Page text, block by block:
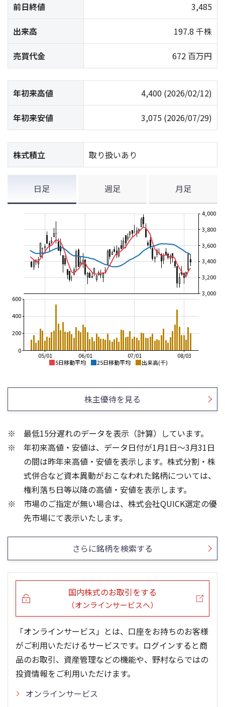
前日終値 3,485
出来高 197.8 千株
売買代金 672 百万円
年初来高値 4,400 (2026/02/12)
年初来安値 3,075 (2026/07/29)
株式積立 取り扱いあり
日足 週足 月足
5日移動平均 25日移動平均 出来高(千)
08/03
07/01
06/01
05/01
3,000
3,200
3,400
3,600
3,800
4,000
0
200
400
600
25/12
25/10
25/08
25/06
25/04
1,000
1,500
2,000
3,000
3,500
4,000
24/01
23/01
22/01
21/01
0
1,000
3,000
4,000
100
株主優待を見る
最低15分遅れのデータを表示（計算）しています。
年初来高値・安値は、データ日付が1月1日～3月31日
の間は昨年来高値・安値を表示します。株式分割・株
式併合など資本異動がおこなわれた銘柄については、
権利落ち日等以降の高値・安値を表示します。
市場のご指定が無い場合は、株式会社QUICK選定の優
先市場にて表示いたします。
さらに銘柄を検索する
国内株式のお取引をする
（オンラインサービスへ）
「オンラインサービス」とは、口座をお持ちのお客様
がご利用いただけるサービスです。ログインすると商
品のお取引、資産管理などの機能や、野村ならではの
投資情報をご利用いただけます。
オンラインサービス